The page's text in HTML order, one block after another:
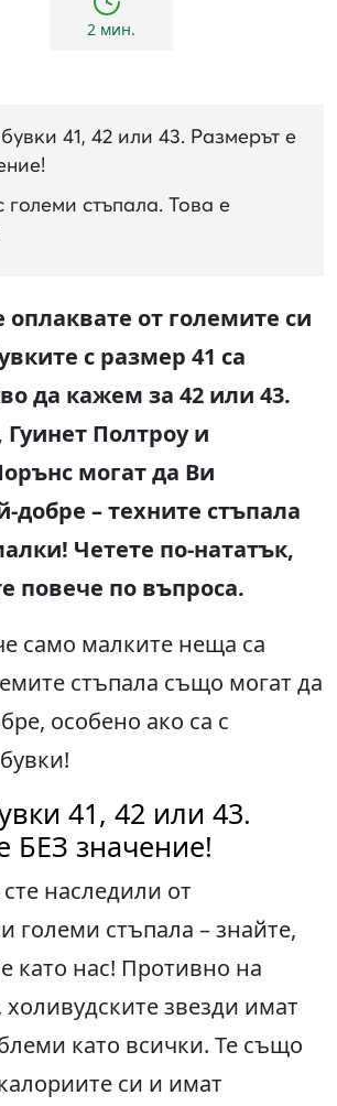
2 мин.
41, 42 или 43. Размерът е
големи стъпала. Това е
оплаквате от големите си
с размер 41 са
да кажем за 42 или 43.
Полтроу и
могат да Ви
добре –техните стъпала
! Четете по-нататък,
повече по въпроса.
само малките неща са
стъпала също могат да
особено ако са с
41, 42 или 43.
БЕЗ значение!
наследили от
големи стъпала – знайте,
като нас! Противно на
звезди имат
като всички. Те също
си и имат